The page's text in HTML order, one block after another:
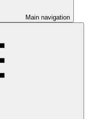
Main navigation